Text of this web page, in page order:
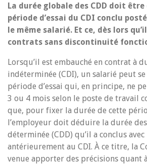
La durée globale des CDD doit
période d’essai du CDI conclu
le même salarié. Et ce, dès lors
contrats sans discontinuité
Lorsqu’il est embauché en contrat à
indéterminée (CDI), un salarié peut
période d’essai qui, en principe, ne
3 ou 4 mois selon le poste de travail
que, pour fixer la durée de cette
l’employeur doit déduire la durée
déterminée (CDD) qu’il a conclus
antérieurement au CDI. À ce titre, la
venue apporter des précisions quant